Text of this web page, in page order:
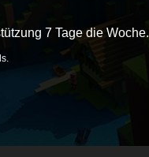
7 Tage die Woche.